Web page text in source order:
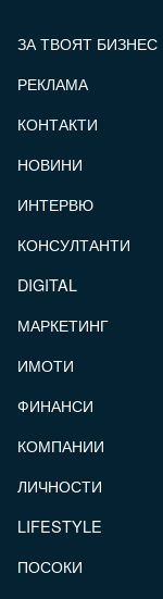
ЗА ТВОЯТ БИЗНЕС
РЕКЛАМА
КОНТАКТИ
НОВИНИ
ИНТЕРВЮ
КОНСУЛТАНТИ
DIGITAL
МАРКЕТИНГ
ИМОТИ
ФИНАНСИ
КОМПАНИИ
ЛИЧНОСТИ
LIFESTYLE
ПОСОКИ